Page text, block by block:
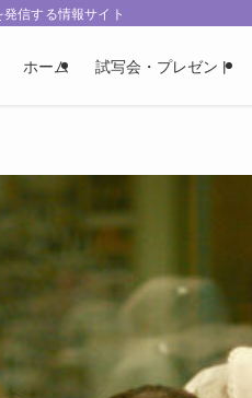
信する情報サイト
ホーム 試写会・プレゼント